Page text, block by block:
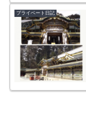
プライベート日記